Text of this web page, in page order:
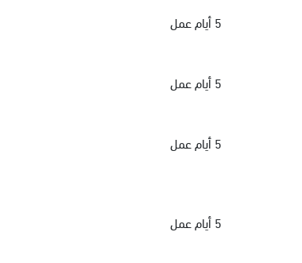
5 أيام عمل
5 أيام عمل
5 أيام عمل
5 أيام عمل